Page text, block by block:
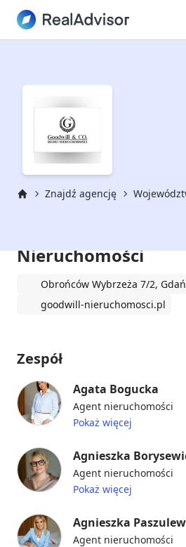
Znajdź agencję
Nieruchomości
Obrońców Wybrzeża 7/2,
goodwill-nieruchomosci.pl
Zespół
Agata Bogucka
Agent nieruchomości
Pokaż więcej
Agnieszka
Agent nieruchomości
Pokaż więcej
Agnieszka
Agent nieruchomości